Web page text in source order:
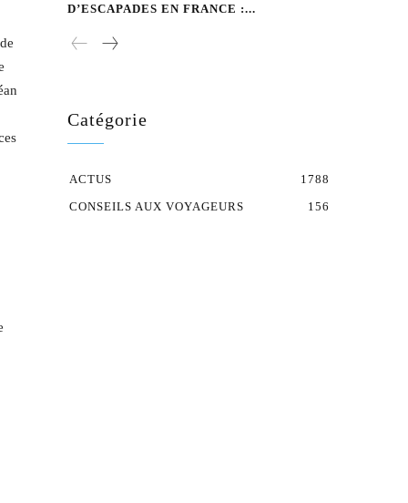
D’ESCAPADES EN FRANCE :...
Catégorie
ACTUS
1788
CONSEILS AUX VOYAGEURS
156